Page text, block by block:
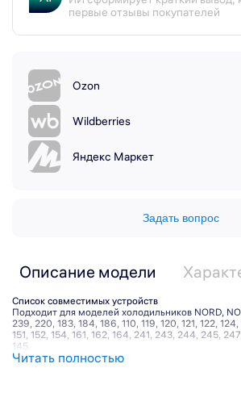
первые отзывы покупателей
Ozon
Wildberries
Яндекс Маркет
Задать вопрос
Описание модели
Список совместимых устройств
Подходит для моделей холодильников NORD,
239, 220, 183, 184, 186, 110, 119, 120, 121, 122, 124,
151, 152, 154, 161, 162, 164, 241, 243, 244, 245,
145.
Читать полностью